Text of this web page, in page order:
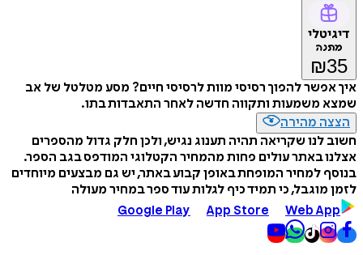
דיגיטלי
מתנה
₪35
איך אפשר להפוך רסיסי מוות לרסיסי חיים? מסע מטלטל של אב
שמצא משמעות ותקווה חדשה לאחר התאבדות בתו.
הצצה מהירה
חשוב לנו שקריאה תהיה תענוג נגיש, ולכן חלק גדול מהספרים
אצלנו באתר עולים פחות מהמחיר הקטלוגי המודפס בגב הספר.
בנוסף למחיר המופחת באופן קבוע באתר, יש גם מבצעים מיוחדים
לזמן מוגבל, כי תמיד כיף לגלות עוד ספר במחיר מעולה
Google Play
App Store Web App